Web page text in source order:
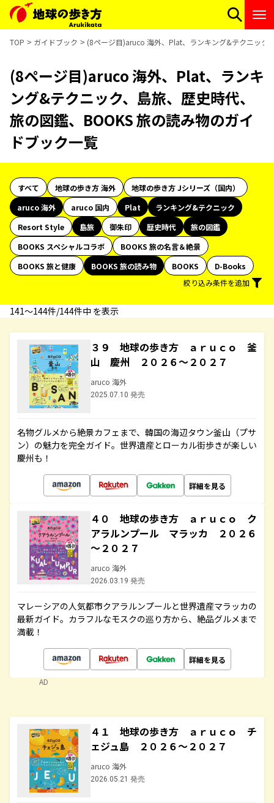
TOP ガイドブック (8ページ目)aruco 海外、Plat、ランキング&テクニック
(8ページ目)aruco 海外、Plat、ランキ
ング&テクニック、島旅、歴史時代、
旅の図鑑、BOOKS 旅の読み物のガイ
ドブック一覧
すべて 地球の歩き方 海外
地球の歩き方 Jシリーズ（国内）
aruco 海外
aruco 国内 Plat
ランキング&テクニック
Resort Style
島旅 御朱印 歴史時代
旅の図鑑
BOOKS スペシャルコラボ
BOOKS 旅の名言＆絶景
BOOKS 旅と健康
BOOKS 旅の読み物 BOOKS
D-Books
絞り込み条件を追加
141〜144件/144件中 を表示
３９ 地球の歩き方 ａｒｕｃｏ 釜
山 慶州 ２０２６～２０２７
aruco 海外
2025.07.10 発売
名物グルメから絶景カフェまで、韓国の海辺タウン釜山（プサ
ン）の魅力を完全ガイド。世界遺産とローカル街歩きが楽しい
慶州も！
詳細を見る
４０ 地球の歩き方 ａｒｕｃｏ ク
アラルンプール マラッカ ２０２６
～２０２７
aruco 海外
2026.03.19 発売
マレーシアの人気都市クアラルンプールと世界遺産マラッカの
最新ガイド。カラフルなモスクの巡り方から、絶品グルメまで
満載！
詳細を見る
AD
４１ 地球の歩き方 ａｒｕｃｏ チ
ェジュ島 ２０２６～２０２７
aruco 海外
2026.05.21 発売